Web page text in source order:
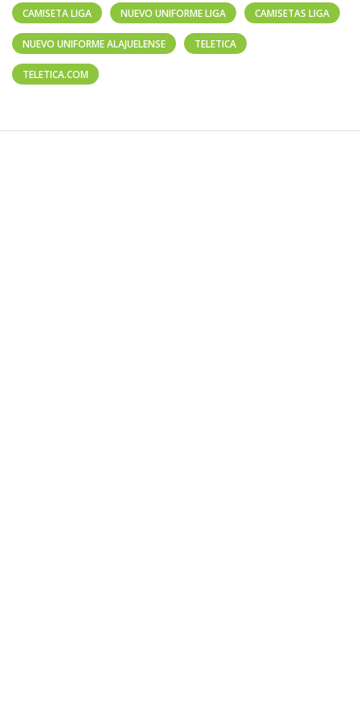
CAMISETA LIGA NUEVO UNIFORME LIGA CAMISETAS LIGA
NUEVO UNIFORME ALAJUELENSE TELETICA
TELETICA.COM